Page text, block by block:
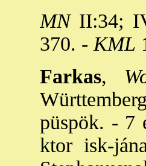
MNII:34;
370. - KML
Farkas,
püspök. - 7
ktor isk-